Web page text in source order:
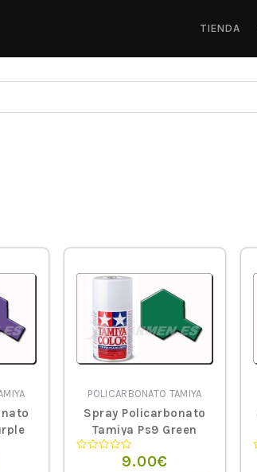
TIENDA
POLICARBONATO TAMIYA
Spray Policarbonato
Tamiya Ps9 Green
9.00€